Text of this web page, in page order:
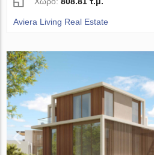
Aviera Living Real Estate